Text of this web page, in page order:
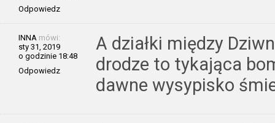
Odpowiedz
INNA mówi:
sty 31, 2019
o godzinie 18:48
Odpowiedz
A działki między
drodze to tykająca
dawne wysypisko